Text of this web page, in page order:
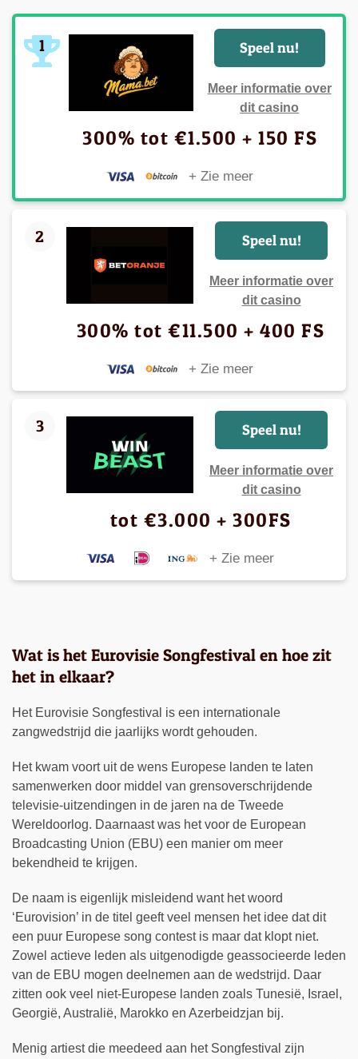
1
300% tot €1.500 + 150 FS
+ Zie meer
Speel nu!
Meer informatie over
dit casino
2
300% tot €11.500 + 400 FS
+ Zie meer
Speel nu!
Meer informatie over
dit casino
3
tot €3.000 + 300FS
+ Zie meer
Speel nu!
Meer informatie over
dit casino
Wat is het Eurovisie Songfestival en hoe zit
het in elkaar?
Het Eurovisie Songfestival is een internationale
zangwedstrijd die jaarlijks wordt gehouden.
Het kwam voort uit de wens Europese landen te laten
samenwerken door middel van grensoverschrijdende
televisie-uitzendingen in de jaren na de Tweede
Wereldoorlog. Daarnaast was het voor de European
Broadcasting Union (EBU) een manier om meer
bekendheid te krijgen.
De naam is eigenlijk misleidend want het woord
‘Eurovision’ in de titel geeft veel mensen het idee dat dit
een puur Europese song contest is maar dat klopt niet.
Zowel actieve leden als uitgenodigde geassocieerde leden
van de EBU mogen deelnemen aan de wedstrijd. Daar
zitten ook veel niet-Europese landen zoals Tunesië, Israel,
Georgië, Australië, Marokko en Azerbeidzjan bij.
Menig artiest die meedeed aan het Songfestival zijn